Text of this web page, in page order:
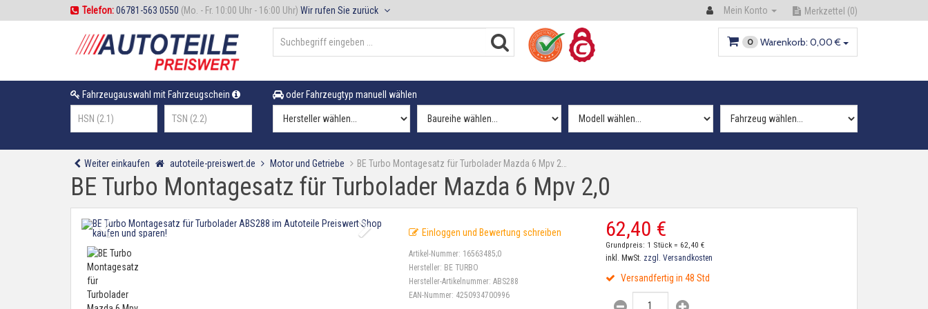
Telefon:06781-563 0550 (Mo. - Fr. 10:00 Uhr - 16:00 Uhr) Wir rufen Sie zurück Mein Konto Merkzettel (0)
0 Warenkorb: 0,00 €
Fahrzeugauswahl mit Fahrzeugschein oder Fahrzeugtyp manuell wählen
Weiter einkaufen autoteile-preiswert.de Motor und Getriebe BE Turbo Montagesatz für Turbolader Mazda 6 Mpv 2…
BE Turbo Montagesatz für Turbolader Mazda 6 Mpv 2,0
Einloggen und Bewertung schreiben
Artikel-Nummer: 16563485;0
Hersteller: BE TURBO
Hersteller-Artikelnummer:ABS288
EAN-Nummer: 4250934700996
62,40 €
Grundpreis: 1 Stück = 62,40 €
inkl. MwSt. zzgl. Versandkosten
Versandfertig in 48 Std